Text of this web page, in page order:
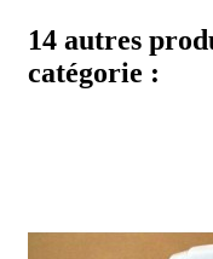
14 autres
catégorie :